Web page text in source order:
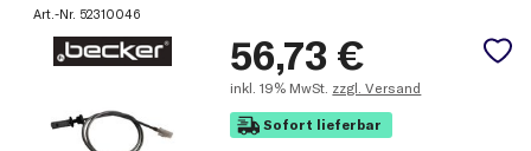
Art.-Nr. 52310046
56,73 €
inkl. 19% MwSt. zzgl. Versand
Sofort lieferbar